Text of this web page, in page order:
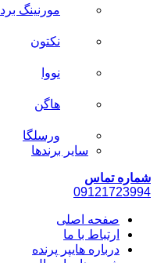
مورنینگ برد
نکتون
نووا
هاگن
ورسلگا
سایر برند‌ها
شماره تماس
09121723994
صفحه اصلی
ارتباط با ما
درباره هایپر پرنده